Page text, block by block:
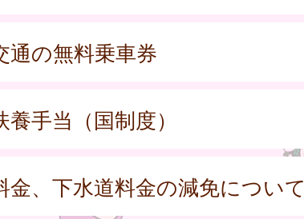
通の無料乗車券
養手当（国制度）
金、下水道料金の減免について